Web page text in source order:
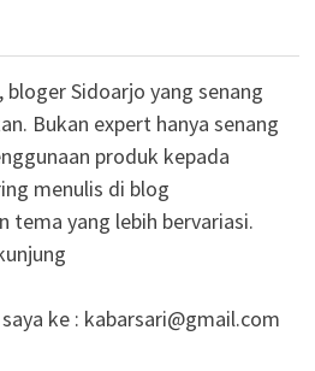
bloger Sidoarjo yang senang
Bukan expert hanya senang
produk kepada
menulis di blog
tema yang lebih bervariasi.
ke : kabarsari@gmail.com